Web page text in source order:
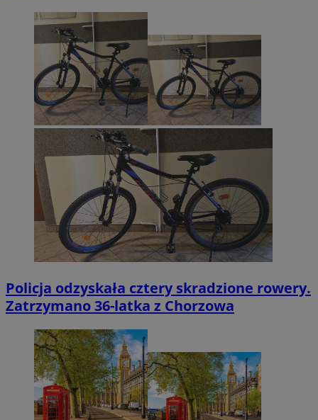
Policja odzyskała cztery skradzione rowery.
Zatrzymano 36-latka z Chorzowa